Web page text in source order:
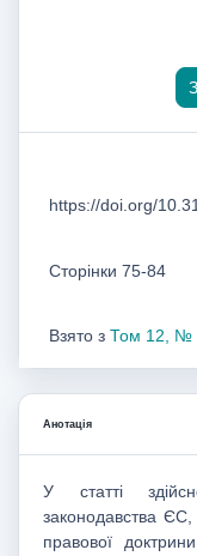
https://doi.org/
Сторінки 75-84
Взято з Том 12, №
Анотація
У статті
законодавства ЄС,
правової